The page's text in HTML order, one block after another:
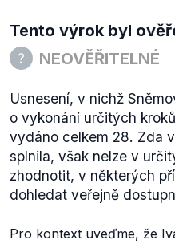
Tento výrok byl
NEOVĚŘITELNÉ
Usnesení, v nichž
o vykonání určitých
vydáno celkem 28. Zda
splnila, však nelze v
zhodnotit, v některých
dohledat veřejně
Pro kontext uveďme, že